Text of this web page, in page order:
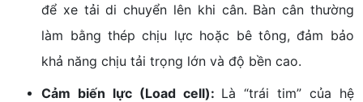
để xe tải di chuyển lên khi cân. Bàn cân thường
làm bằng thép chịu lực hoặc bê tông, đảm bảo
khả năng chịu tải trọng lớn và độ bền cao.
Cảm biến lực (Load cell): Là “trái tim” của hệ